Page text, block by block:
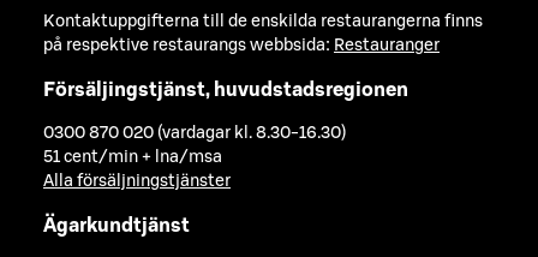
Kontaktuppgifterna till de enskilda restaurangerna finns
på respektive restaurangs webbsida: Restauranger
Försäljingstjänst, huvudstadsregionen
0300 870 020 (vardagar kl. 8.30-16.30)
51 cent/min + lna/msa
Alla försäljningstjänster
Ägarkundtjänst